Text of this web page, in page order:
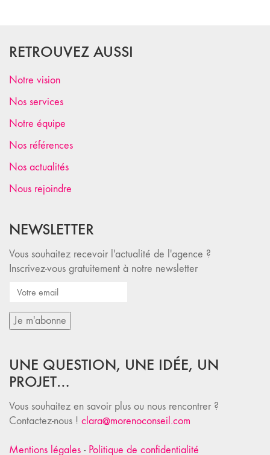
RETROUVEZ AUSSI
Notre vision
Nos services
Notre équipe
Nos références
Nos actualités
Nous rejoindre
NEWSLETTER
Vous souhaitez recevoir l'actualité de l'agence ?
Inscrivez-vous gratuitement à notre newsletter
UNE QUESTION, UNE IDÉE, UN
PROJET…
Vous souhaitez en savoir plus ou nous rencontrer ?
Contactez-nous ! clara@morenoconseil.com
Mentions légales - Politique de confidentialité